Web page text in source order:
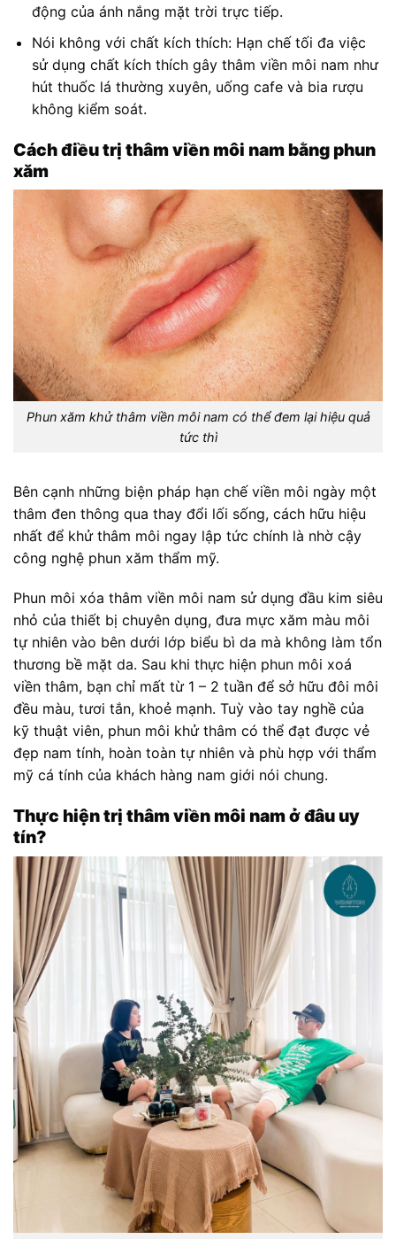
động của ánh nắng mặt trời trực tiếp.
Nói không với chất kích thích: Hạn chế tối đa việc
sử dụng chất kích thích gây thâm viền môi nam như
hút thuốc lá thường xuyên, uống cafe và bia rượu
không kiểm soát.
Cách điều trị thâm viền môi nam bằng phun
xăm
Phun xăm khử thâm viền môi nam có thể đem lại hiệu quả
tức thì
Bên cạnh những biện pháp hạn chế viền môi ngày một
thâm đen thông qua thay đổi lối sống, cách hữu hiệu
nhất để khử thâm môi ngay lập tức chính là nhờ cậy
công nghệ phun xăm thẩm mỹ.
Phun môi xóa thâm viền môi nam sử dụng đầu kim siêu
nhỏ của thiết bị chuyên dụng, đưa mực xăm màu môi
tự nhiên vào bên dưới lớp biểu bì da mà không làm tổn
thương bề mặt da. Sau khi thực hiện phun môi xoá
viền thâm, bạn chỉ mất từ 1 – 2 tuần để sở hữu đôi môi
đều màu, tươi tắn, khoẻ mạnh. Tuỳ vào tay nghề của
kỹ thuật viên, phun môi khử thâm có thể đạt được vẻ
đẹp nam tính, hoàn toàn tự nhiên và phù hợp với thẩm
mỹ cá tính của khách hàng nam giới nói chung.
Thực hiện trị thâm viền môi nam ở đâu uy
tín?